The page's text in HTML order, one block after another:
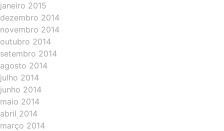
janeiro 2015
dezembro 2014
novembro 2014
outubro 2014
setembro 2014
agosto 2014
julho 2014
junho 2014
maio 2014
abril 2014
março 2014